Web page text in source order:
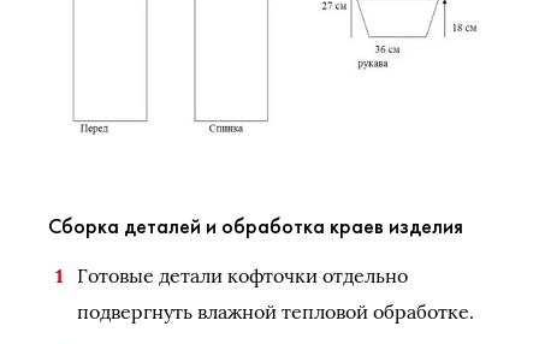
Сборка деталей и обработка краев изделия
Готовые детали кофточки отдельно
подвергнуть влажной тепловой обработке.